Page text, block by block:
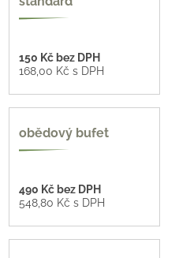
150 Kč bez DPH
168,00 Kč s DPH
3 varianty
obědový bufet
490 Kč bez DPH
548,80 Kč s DPH